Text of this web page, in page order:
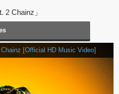
2 Chainz」
[Official HD Music Video]